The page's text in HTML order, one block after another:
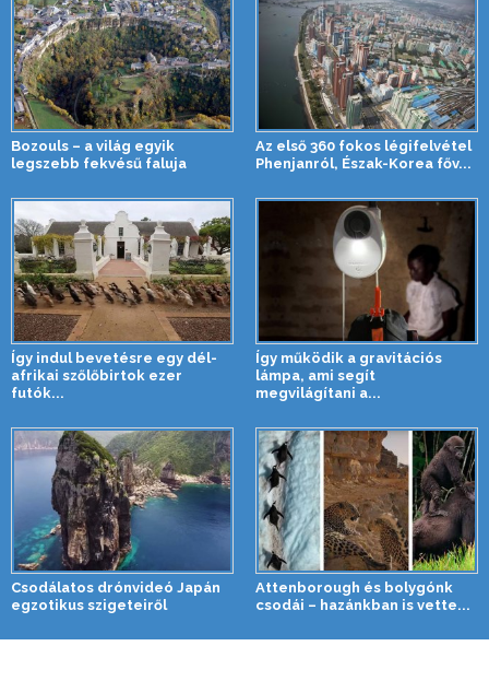
Bozouls – a világ egyik
legszebb fekvésű faluja
Az első 360 fokos légifelvétel
Phenjanról, Észak-Korea főv...
Így indul bevetésre egy dél-
afrikai szőlőbirtok ezer
futók...
Így működik a gravitációs
lámpa, ami segít
megvilágítani a...
Csodálatos drónvideó Japán
egzotikus szigeteiről
Attenborough és bolygónk
csodái – hazánkban is vette...